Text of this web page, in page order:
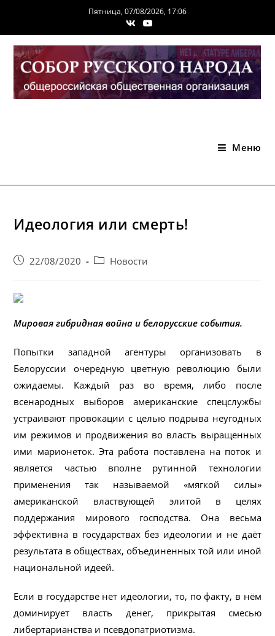
содержимому
Пятница, 07/08/2026, 17:06
Меню
Идеология или смерть!
Запись22/08/2020
PostНовости
Мировая гибридная война и белорусские события.
Попытки западной агентуры организовать в
Белоруссии очередную цветную революцию были
ожидаемы. Каждый раз во время, либо после
всенародных выборов американские спецслужбы
устраивают провокации с целью подрыва неугодных
им режимов и продвижения во власть выращенных
ими марионеток. Эта работа поставлена на поток и
является частью вполне рутинной технологии
применения так называемой «мягкой силы»
американской властвующей элитой в целях
поддержания мирового господства. Она весьма
эффективна в государствах без идеологии и не даёт
результата в обществах, объединенных той или иной
национальной идеей.
Если в государстве нет идеологии, то, по факту, в нём
доминирует власть денег, прикрытая смесью
либертарианства и псевдопатриотизма.